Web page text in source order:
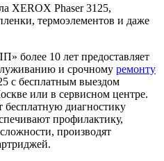
XEROX Phaser 3125,
термоэлементов и даже
более 10 лет предоставляет
и срочному ремонту
с бесплатным выездом
или в сервисном центре.
диагностику
профилактику,
производят